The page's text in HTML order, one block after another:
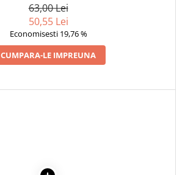
63,00 Lei
50,55 Lei
Economisesti 19,76 %
CUMPARA-LE IMPREUNA